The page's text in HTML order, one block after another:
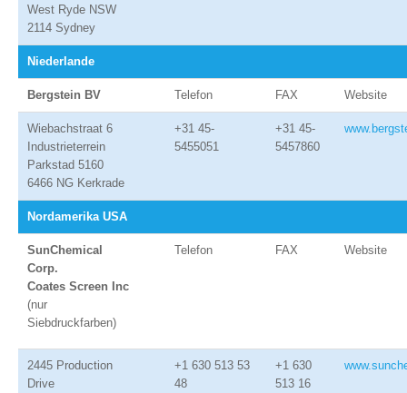
West Ryde NSW
2114 Sydney
Niederlande
Bergstein BV Telefon FAX Website
Wiebachstraat 6
Industrieterrein
Parkstad 5160
6466 NG Kerkrade
+31 45-
5455051
+31 45-
5457860
Nordamerika USA
SunChemical
Corp.
Coates Screen Inc
(nur
Siebdruckfarben)
Telefon FAX Website
2445 Production
Drive
+1 630 513 53
48
+1 630
513 16